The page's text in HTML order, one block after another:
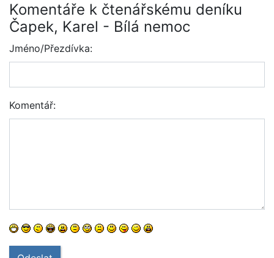
Komentáře k čtenářskému deníku
Čapek, Karel - Bílá nemoc
Jméno/Přezdívka:
Komentář: